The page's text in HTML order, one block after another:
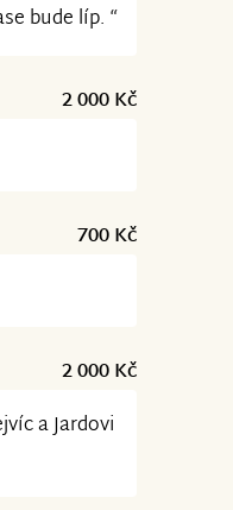
bude líp. “
2 000 Kč
700 Kč
2 000 Kč
a Jardovi